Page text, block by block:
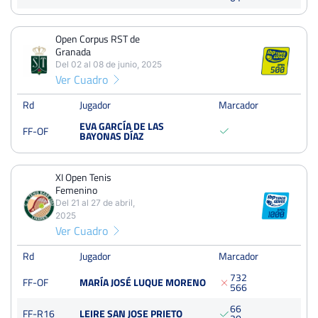
Open Corpus RST de Granada
Octavos
XI Open Tenis Femenino
Del 21 al 27 de abril, 2025
Octavos
Tierra
Open Santo Voto Puertollano
Del 24 al 30 de junio, 2024
Semifinales
250 Puntos
Master IBP Tenis
Del 14 al 17 de noviembre, 2024
700 Puntos
Open Corpus RST de
Granada
Del 02 al 08 de junio, 2025
Ver Cuadro
Rd Jugador
Marcador
FF-OF
EVA GARCÍA DE LAS
BAYONAS DÍAZ
XI Open Tenis
Femenino
Del 21 al 27 de abril,
2025
Ver Cuadro
Rd Jugador
Marcador
FF-OF
MARÍA JOSÉ LUQUE MORENO 7
5
3
6
2
6
FF-R16
LEIRE SAN JOSE PRIETO 66